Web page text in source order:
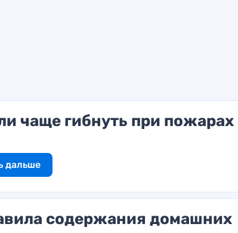
чаще гибнуть при пожарах
дальше
содержания домашних